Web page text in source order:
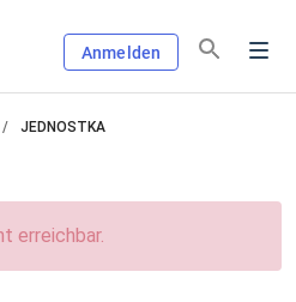
Anmelden
JEDNOSTKA
erreichbar.